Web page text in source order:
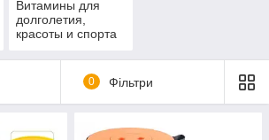
Витамины для
долголетия,
красоты и спорта
0 Фільтри